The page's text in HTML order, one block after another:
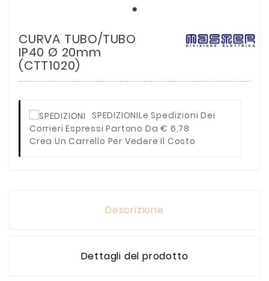
CURVA TUBO/TUBO
IP40 Ø 20mm
(CTT1020)
SPEDIZIONILe Spedizioni Dei
Corrieri Espressi Partono Da € 6,78
Crea Un Carrello Per Vedere Il Costo
Descrizione
Dettagli del prodotto